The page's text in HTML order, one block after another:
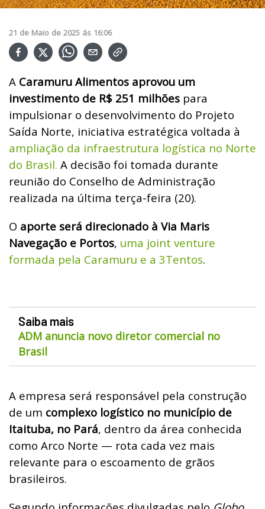
21 de Maio de 2025 ás 16:06
A Caramuru Alimentos aprovou um
investimento de R$ 251 milhões para
impulsionar o desenvolvimento do Projeto
Saída Norte, iniciativa estratégica voltada à
ampliação da infraestrutura logística no Norte
do Brasil. A decisão foi tomada durante
reunião do Conselho de Administração
realizada na última terça-feira (20).
O aporte será direcionado à Via Maris
Navegação e Portos, uma joint venture
formada pela Caramuru e a 3Tentos.
Saiba mais
ADM anuncia novo diretor comercial no
Brasil
A empresa será responsável pela construção
de um complexo logístico no município de
Itaituba, no Pará, dentro da área conhecida
como Arco Norte — rota cada vez mais
relevante para o escoamento de grãos
brasileiros.